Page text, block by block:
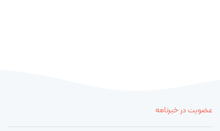
عضویت در خبرنامه